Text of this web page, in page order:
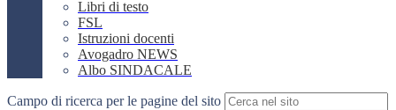
Libri di testo
FSL
Istruzioni docenti
Avogadro NEWS
Albo SINDACALE
Campo di ricerca per le pagine del sito